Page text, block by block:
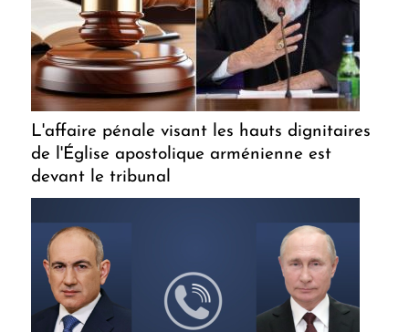
L'affaire pénale visant les hauts dignitaires
de l'Église apostolique arménienne est
devant le tribunal